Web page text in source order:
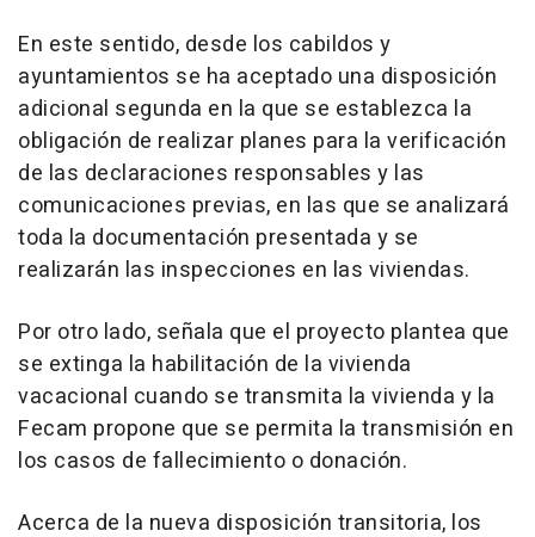
En este sentido, desde los cabildos y
ayuntamientos se ha aceptado una disposición
adicional segunda en la que se establezca la
obligación de realizar planes para la verificación
de las declaraciones responsables y las
comunicaciones previas, en las que se analizará
toda la documentación presentada y se
realizarán las inspecciones en las viviendas.
Por otro lado, señala que el proyecto plantea que
se extinga la habilitación de la vivienda
vacacional cuando se transmita la vivienda y la
Fecam propone que se permita la transmisión en
los casos de fallecimiento o donación.
Acerca de la nueva disposición transitoria, los